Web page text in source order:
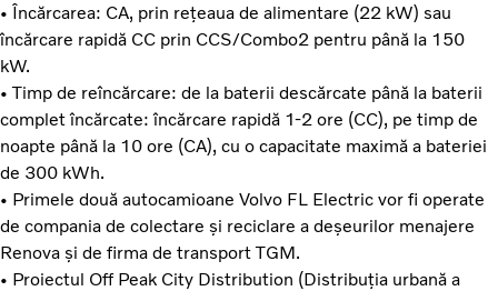
• Încărcarea: CA, prin rețeaua de alimentare (22 kW) sau
încărcare rapidă CC prin CCS/Combo2 pentru până la 150
kW.
• Timp de reîncărcare: de la baterii descărcate până la baterii
complet încărcate: încărcare rapidă 1-2 ore (CC), pe timp de
noapte până la 10 ore (CA), cu o capacitate maximă a bateriei
de 300 kWh.
• Primele două autocamioane Volvo FL Electric vor fi operate
de compania de colectare și reciclare a deșeurilor menajere
Renova și de firma de transport TGM.
• Proiectul Off Peak City Distribution (Distribuția urbană a